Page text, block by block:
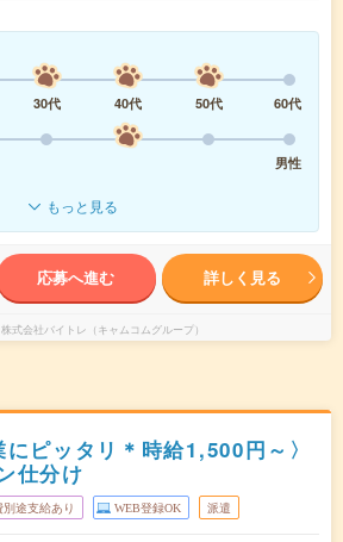
30代 40代 50代
60代
男性
もっと見る
応募へ進む 詳しく見る
株式会社バイトレ（キャムコムグループ）
にピッタリ＊時給1,500円～〉
仕分け
別途支給あり WEB登録OK 派遣